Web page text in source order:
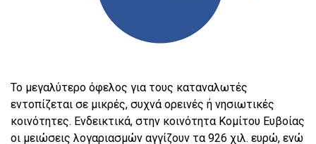
Το μεγαλύτερο όφελος για τους καταναλωτές
εντοπίζεται σε μικρές, συχνά ορεινές ή νησιωτικές
κοινότητες. Ενδεικτικά, στην κοινότητα Κομίτου Ευβοίας
οι μειώσεις λογαριασμών αγγίζουν τα 926 χιλ. ευρώ, ενώ